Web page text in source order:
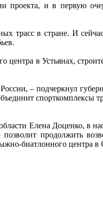
проекта, и в первую
трасс в стране. И
в Устьянах,
– подчеркнул
спорткомплексы
Елена Доценко, в
продолжить
биатлонного центра в